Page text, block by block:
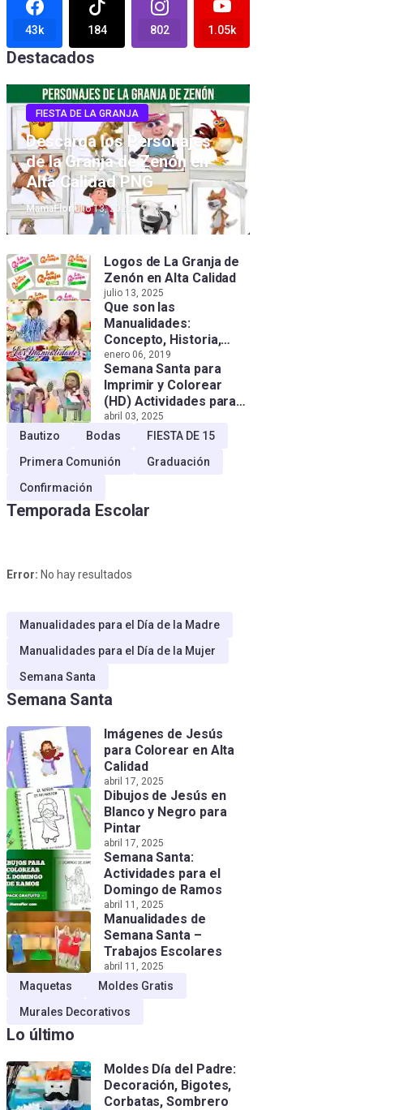
43k 184 802 1.05k
Destacados
FIESTA DE LA GRANJA
Descarga los Personajes
de la Granja de Zenón en
Alta Calidad PNG
MamaFlorjulio 13, 2025
Logos de La Granja de
Zenón en Alta Calidad
julio 13, 2025
Que son las
Manualidades:
Concepto, Historia,
Tipos e Importancia
enero 06, 2019
Semana Santa para
Imprimir y Colorear
(HD) Actividades para
Niños!
abril 03, 2025
Bautizo Bodas
FIESTA DE 15
Primera Comunión
Graduación
Confirmación
Temporada Escolar
Error: No hay resultados
Manualidades para el Día de la Madre
Manualidades para el Día de la Mujer
Semana Santa
Semana Santa
Imágenes de Jesús
para Colorear en Alta
Calidad
abril 17, 2025
Dibujos de Jesús en
Blanco y Negro para
Pintar
abril 17, 2025
Semana Santa:
Actividades para el
Domingo de Ramos
abril 11, 2025
Manualidades de
Semana Santa –
Trabajos Escolares
abril 11, 2025
Maquetas
Moldes Gratis
Murales Decorativos
Lo último
Moldes Día del Padre:
Decoración, Bigotes,
Corbatas, Sombrero